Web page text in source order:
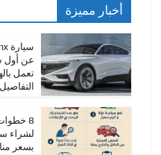
أخبار مميزة
عن أول
تعمل
8
لشراء
بسعر